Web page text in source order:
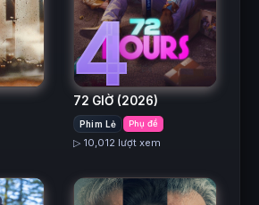
4
72 GIỜ (2026)
Phim Lẻ Phụ đề
▷ 10,012 lượt xem